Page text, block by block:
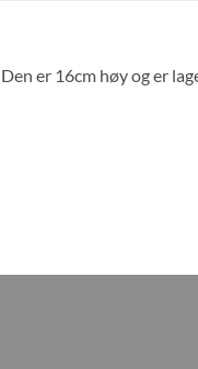
er 16cm høy og er